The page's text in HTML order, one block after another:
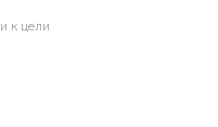
к цели